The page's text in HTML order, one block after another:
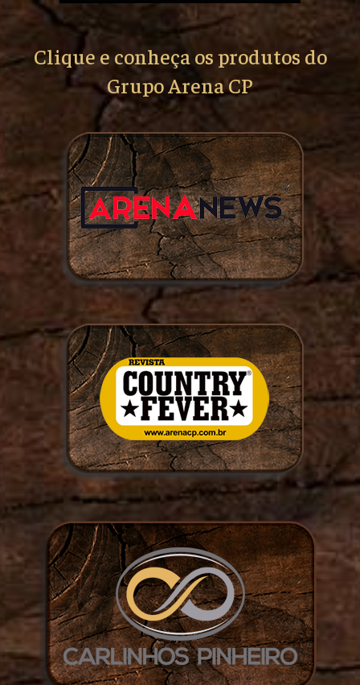
Clique e conheça os produtos do
Grupo Arena CP